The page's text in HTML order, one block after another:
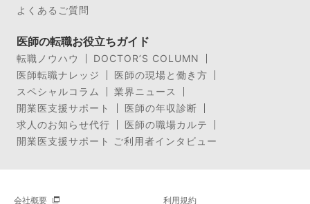
よくあるご質問
医師の転職お役立ちガイド
転職ノウハウ
DOCTOR’S COLUMN
医師転職ナレッジ
医師の現場と働き方
スペシャルコラム
業界ニュース
開業医支援サポート
医師の年収診断
求人のお知らせ代行
医師の職場カルテ
開業医支援サポート ご利用者インタビュー
会社概要 利用規約